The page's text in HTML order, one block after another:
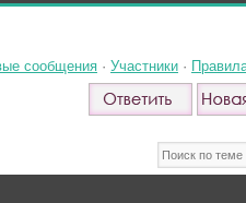
сообщения · Участники ·